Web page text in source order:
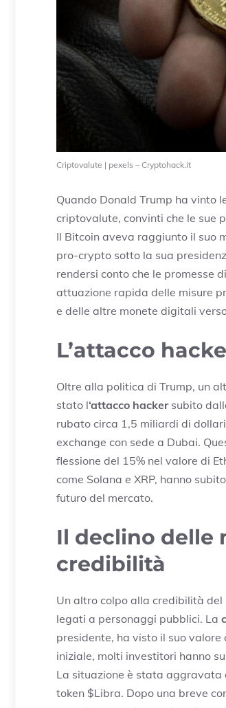
Criptovalute | pexels – Cryptohack.it
Quando Donald Trump ha vinto
criptovalute, convinti che le sue
Il Bitcoin aveva raggiunto il suo
pro-crypto sotto la sua
rendersi conto che le promesse
attuazione rapida delle misure
e delle altre monete digitali
L’attacco
Oltre alla politica di Trump, un
stato l‘attacco hackersubito
rubato circa 1,5 miliardi di
exchange con sede a Dubai.
flessione del 15% nel valore di
come Solana e XRP, hanno
futuro del mercato.
Il declino delle
credibilità
Un altro colpo alla credibilità
legati a personaggi pubblici. La
presidente, ha visto il suo valore
iniziale, molti investitori hanno
La situazione è stata aggravata
token $Libra. Dopo una breve